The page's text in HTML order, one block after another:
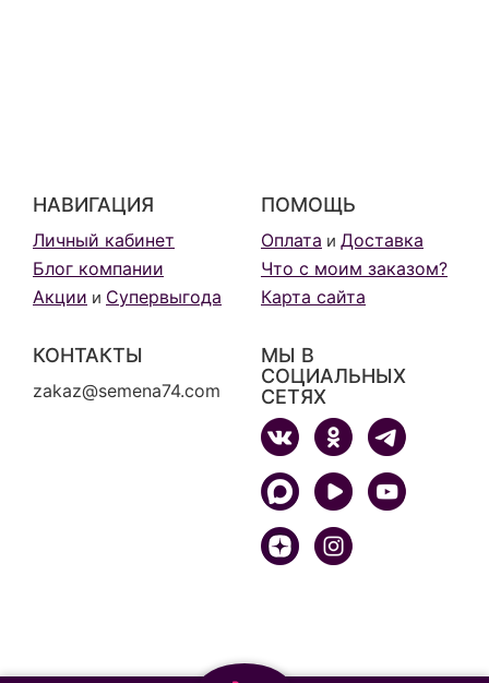
НАВИГАЦИЯ
Личный кабинет
Блог компании
Акции и Супервыгода
ПОМОЩЬ
Оплата и Доставка
Что с моим заказом?
Карта сайта
КОНТАКТЫ
zakaz@semena74.com
МЫ В
СОЦИАЛЬНЫХ
СЕТЯХ